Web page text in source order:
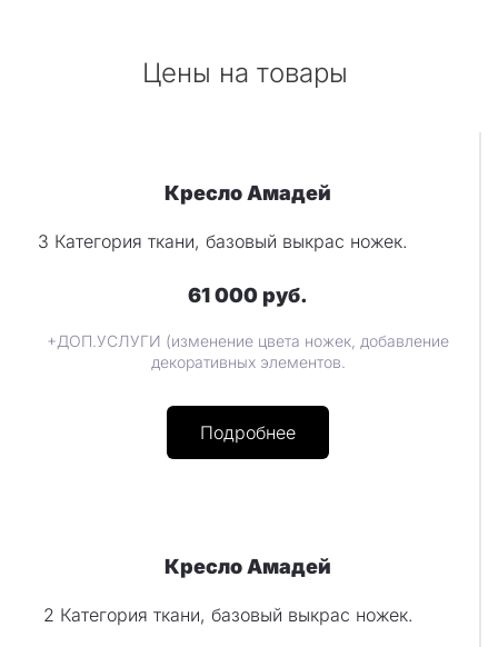
Цены на товары
Кресло Амадей
61 000 руб.
3 Категория ткани, базовый выкрас ножек.
+ДОП.УСЛУГИ (изменение цвета ножек, добавление
декоративных элементов.
Подробнее
Кресло Амадей
2 Категория ткани, базовый выкрас ножек.